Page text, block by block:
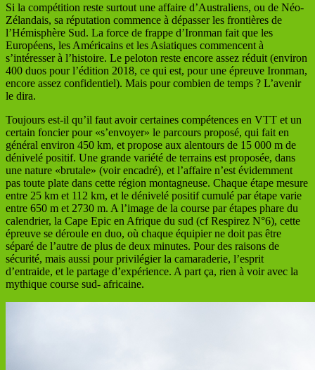
Si la compétition reste surtout une affaire d’Australiens, ou de Néo-
Zélandais, sa réputation commence à dépasser les frontières de
l’Hémisphère Sud. La force de frappe d’Ironman fait que les
Européens, les Américains et les Asiatiques commencent à
s’intéresser à l’histoire. Le peloton reste encore assez réduit (environ
400 duos pour l’édition 2018, ce qui est, pour une épreuve Ironman,
encore assez confidentiel). Mais pour combien de temps ? L’avenir
le dira.
Toujours est-il qu’il faut avoir certaines compétences en VTT et un
certain foncier pour «s’envoyer» le parcours proposé, qui fait en
général environ 450 km, et propose aux alentours de 15 000 m de
dénivelé positif. Une grande variété de terrains est proposée, dans
une nature «brutale» (voir encadré), et l’affaire n’est évidemment
pas toute plate dans cette région montagneuse. Chaque étape mesure
entre 25 km et 112 km, et le dénivelé positif cumulé par étape varie
entre 650 m et 2730 m. A l’image de la course par étapes phare du
calendrier, la Cape Epic en Afrique du sud (cf Respirez N°6), cette
épreuve se déroule en duo, où chaque équipier ne doit pas être
séparé de l’autre de plus de deux minutes. Pour des raisons de
sécurité, mais aussi pour privilégier la camaraderie, l’esprit
d’entraide, et le partage d’expérience. A part ça, rien à voir avec la
mythique course sud- africaine.